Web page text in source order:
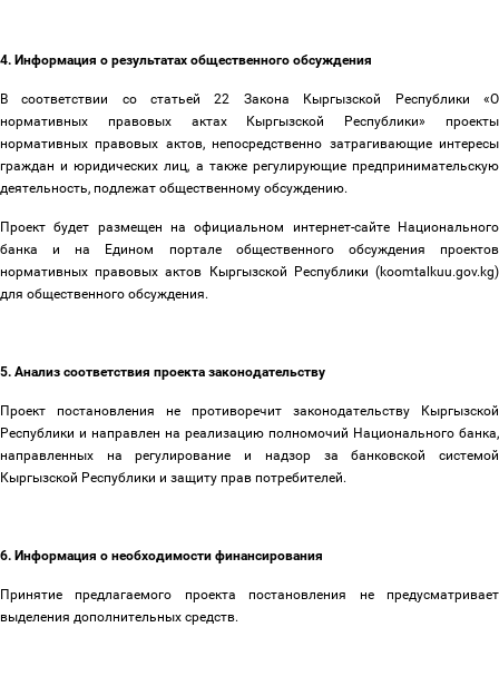
4. Информация о результатах общественного обсуждения
В соответствии со статьей 22 Закона Кыргызской Республики «О
нормативных правовых актах Кыргызской Республики» проекты
нормативных правовых актов, непосредственно затрагивающие интересы
граждан и юридических лиц, а также регулирующие предпринимательскую
деятельность, подлежат общественному обсуждению.
Проект будет размещен на официальном интернет-сайте Национального
банка и на Едином портале общественного обсуждения проектов
нормативных правовых актов Кыргызской Республики (koomtalkuu.gov.kg)
для общественного обсуждения.
5. Анализ соответствия проекта законодательству
Проект постановления не противоречит законодательству Кыргызской
Республики и направлен на реализацию полномочий Национального банка,
направленных на регулирование и надзор за банковской системой
Кыргызской Республики и защиту прав потребителей.
6. Информация о необходимости финансирования
Принятие предлагаемого проекта постановления не предусматривает
выделения дополнительных средств.